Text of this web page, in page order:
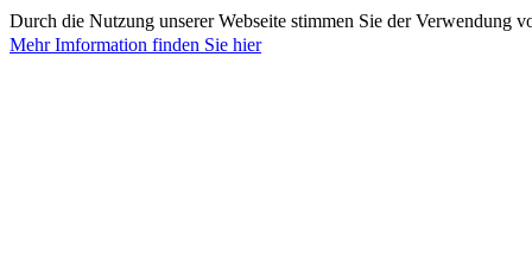
Durch die Nutzung unserer Webseite stimmen Sie der Verwendung
Mehr Imformation finden Sie hier